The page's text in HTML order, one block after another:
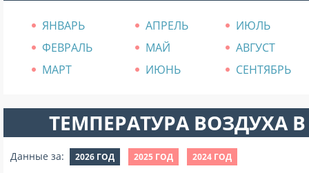
ЯНВАРЬ АПРЕЛЬ
ИЮЛЬ
ФЕВРАЛЬ
МАЙ
АВГУСТ
МАРТ
ИЮНЬ СЕНТЯБРЬ
ТЕМПЕРАТУРА ВОЗДУХА В
Данные за: 2026 ГОД 2025 ГОД 2024 ГОД